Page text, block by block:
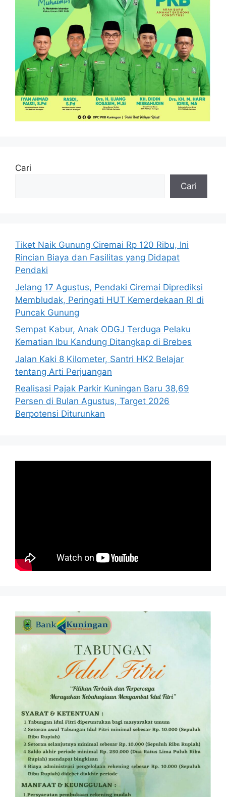
Cari
Cari
Tiket Naik Gunung Ciremai Rp 120 Ribu, Ini
Rincian Biaya dan Fasilitas yang Didapat
Pendaki
Jelang 17 Agustus, Pendaki Ciremai Diprediksi
Membludak, Peringati HUT Kemerdekaan RI di
Puncak Gunung
Sempat Kabur, Anak ODGJ Terduga Pelaku
Kematian Ibu Kandung Ditangkap di Brebes
Jalan Kaki 8 Kilometer, Santri HK2 Belajar
tentang Arti Perjuangan
Realisasi Pajak Parkir Kuningan Baru 38,69
Persen di Bulan Agustus, Target 2026
Berpotensi Diturunkan